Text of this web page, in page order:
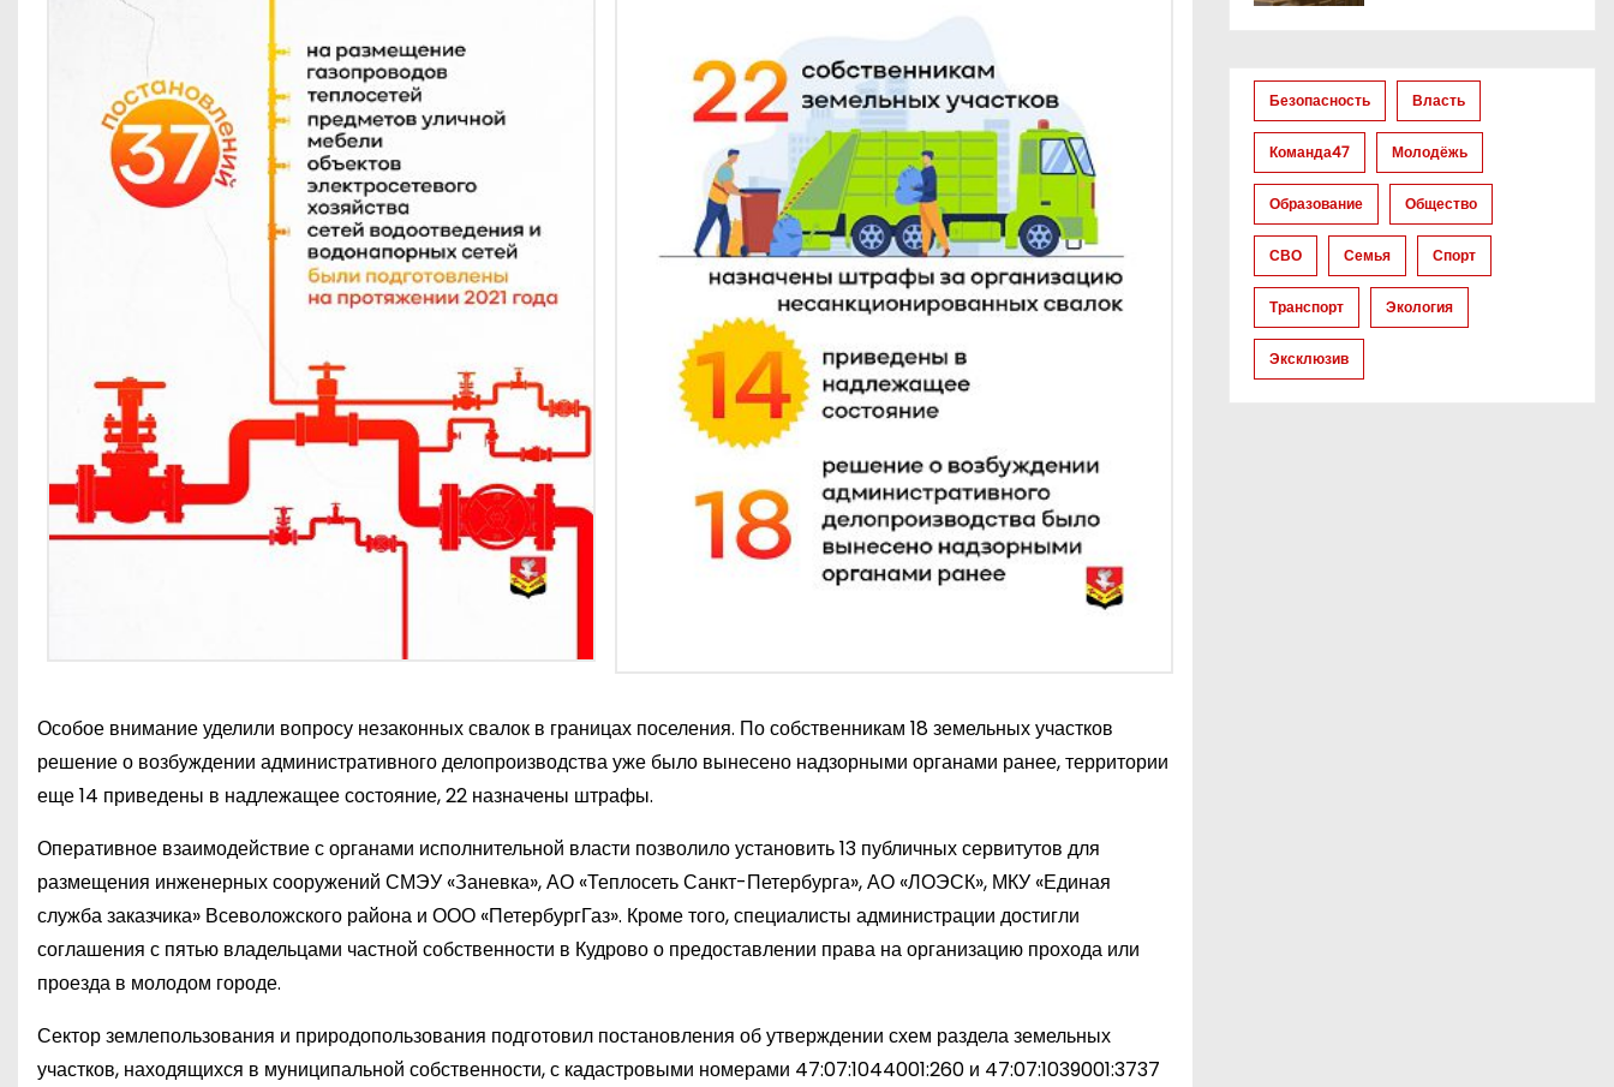
Особое внимание уделили вопросу незаконных свалок в границах поселения. По собственникам 18 земельных участков
решение о возбуждении административного делопроизводства уже было вынесено надзорными органами ранее, территории
еще 14 приведены в надлежащее состояние, 22 назначены штрафы.
Оперативное взаимодействие с органами исполнительной власти позволило установить 13 публичных сервитутов для
размещения инженерных сооружений СМЭУ «Заневка», АО «Теплосеть Санкт-Петербурга», АО «ЛОЭСК», МКУ «Единая
служба заказчика» Всеволожского района и ООО «ПетербургГаз». Кроме того, специалисты администрации достигли
соглашения с пятью владельцами частной собственности в Кудрово о предоставлении права на организацию прохода или
проезда в молодом городе.
Сектор землепользования и природопользования подготовил постановления об утверждении схем раздела земельных
участков, находящихся в муниципальной собственности, с кадастровыми номерами 47:07:1044001:260 и 47:07:1039001:3737
Безопасность Власть
Команда47 Молодёжь
Образование Общество
СВО Семья Спорт
Транспорт Экология
Эксклюзив